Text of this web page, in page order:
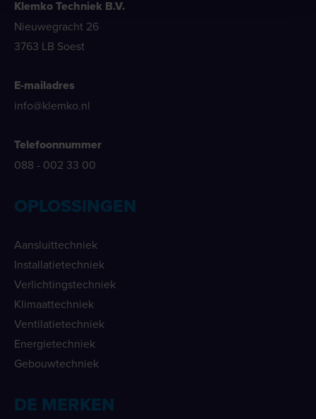
Klemko Techniek B.V.
Nieuwegracht 26
3763 LB Soest
E-mailadres
info@klemko.nl
Telefoonnummer
088 - 002 33 00
OPLOSSINGEN
Aansluittechniek
Installatietechniek
Verlichtingstechniek
Klimaattechniek
Ventilatietechniek
Energietechniek
Gebouwtechniek
DE MERKEN